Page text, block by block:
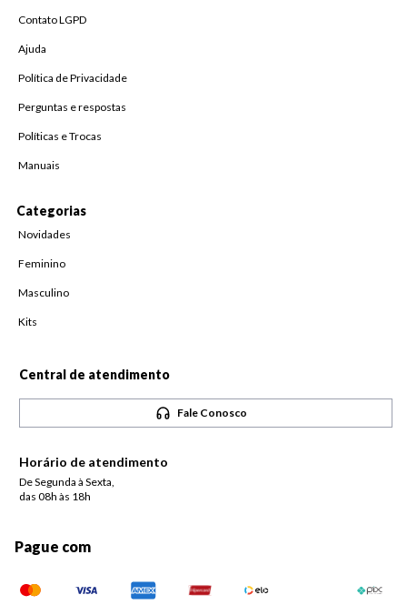
Contato LGPD
Ajuda
Política de Privacidade
Perguntas e respostas
Políticas e Trocas
Manuais
Categorias
Novidades
Feminino
Masculino
Kits
Central de atendimento
Fale Conosco
Horário de atendimento
De Segunda à Sexta,
das 08h às 18h
Pague com